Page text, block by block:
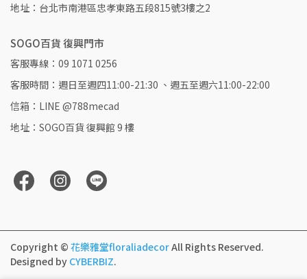
地址：台北市南港區忠孝東路五段815號3樓之2
SOGO百貨 復興門市
客服專線：09 1071 0256
客服時間：週日至週四11:00-21:30 、週五至週六11:00-22:00
信箱：LINE @788mecad
地址：SOGO百貨 復興館 9 樓
Copyright © 花樂雅堂floraliadecorAll Rights Reserved.
Designed by CYBERBIZ.